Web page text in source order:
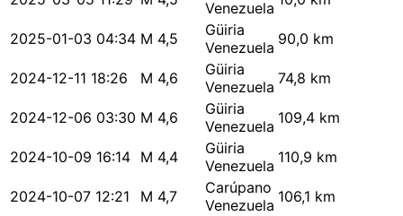
Venezuela
2025-01-03 04:34 M 4,5
Güiria
Venezuela 90,0 km
2024-12-11 18:26 M 4,6
Güiria
Venezuela 74,8 km
2024-12-06 03:30 M 4,6
Güiria
Venezuela 109,4 km
2024-10-09 16:14 M 4,4
Güiria
Venezuela 110,9 km
2024-10-07 12:21 M 4,7
Carúpano
Venezuela 106,1 km